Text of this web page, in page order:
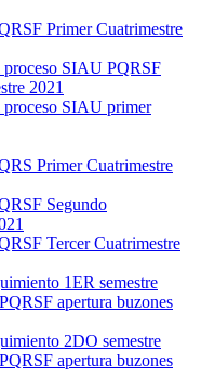
Primer Cuatrimestre
proceso SIAU PQRSF
2021
proceso SIAU primer
Primer Cuatrimestre
Segundo
Tercer Cuatrimestre
1ER semestre
apertura buzones
2DO semestre
apertura buzones